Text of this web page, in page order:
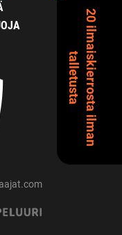
2
0
i
l
m
a
is
k
i
e
r
r
o
s
t
a
i
l
m
a
n
ta
l
l
e
t
u
s
t
a